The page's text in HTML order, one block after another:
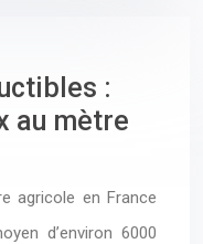
:
au mètre
agricole en France
d’environ 6000